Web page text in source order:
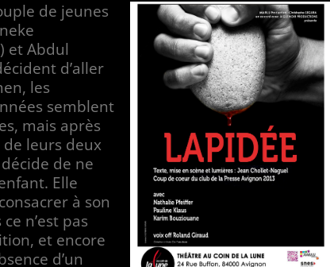
de jeunes
et Abdul
d’aller
les
semblent
mais après
de leurs deux
de ne
Elle
à son
n’est pas
et encore
d’un